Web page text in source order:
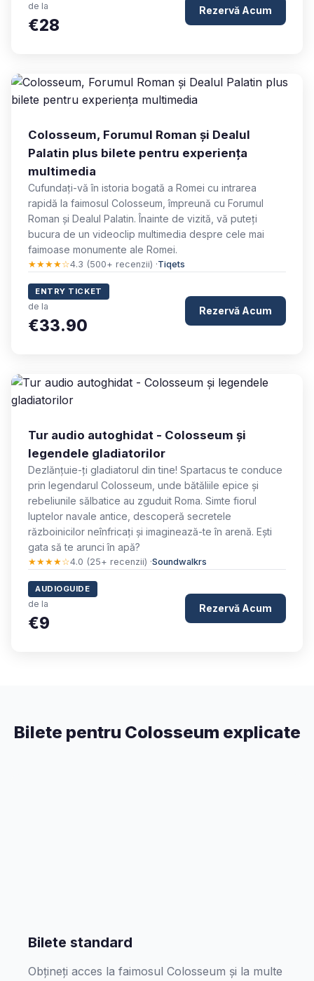
de la
€28
Rezervă Acum
Colosseum, Forumul Roman și Dealul
Palatin plus bilete pentru experiența
multimedia
Cufundați-vă în istoria bogată a Romei cu intrarea
rapidă la faimosul Colosseum, împreună cu Forumul
Roman și Dealul Palatin. Înainte de vizită, vă puteți
bucura de un videoclip multimedia despre cele mai
faimoase monumente ale Romei.
★★★★☆4.3 (500+ recenzii) ·Tiqets
ENTRY TICKET
de la
€33.90
Rezervă Acum
Tur audio autoghidat - Colosseum și
legendele gladiatorilor
Dezlănțuie-ți gladiatorul din tine! Spartacus te conduce
prin legendarul Colosseum, unde bătăliile epice și
rebeliunile sălbatice au zguduit Roma. Simte fiorul
luptelor navale antice, descoperă secretele
războinicilor neînfricați și imaginează-te în arenă. Ești
gata să te arunci în apă?
★★★★☆4.0 (25+ recenzii) ·Soundwalkrs
AUDIOGUIDE
de la
€9
Rezervă Acum
Bilete pentru Colosseum explicate
Bilete standard
Obțineți acces la faimosul Colosseum și la multe